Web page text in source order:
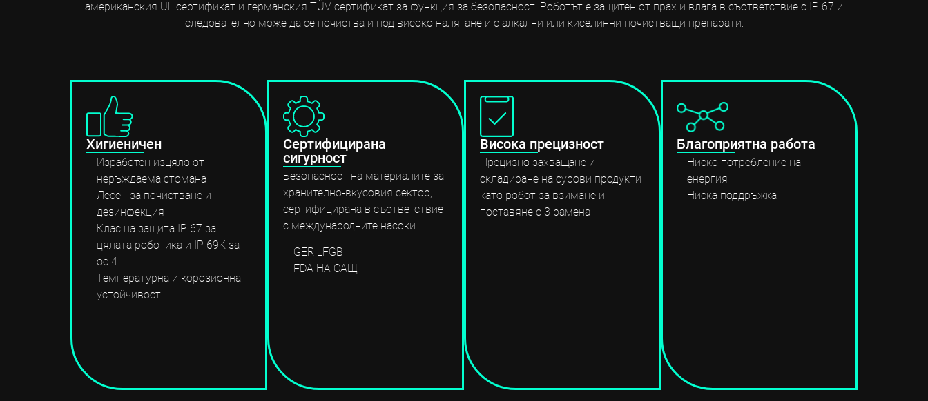
американския UL сертификат и германския TÜV сертификат за функция за безопасност. Роботът е защитен от прах и влага в съответствие с IP 67 и
следователно може да се почиства и под високо налягане и с алкални или киселинни почистващи препарати.
Хигиеничен
Изработен изцяло от
неръждаема стомана
Лесен за почистване и
дезинфекция
Клас на защита IP 67 за
цялата роботика и IP 69K за
ос 4
Температурна и корозионна
устойчивост
Сертифицирана
сигурност
Безопасност на материалите за
хранително-вкусовия сектор,
сертифицирана в съответствие
с международните насоки
GER LFGB
FDA НА САЩ
Висока прецизност
Прецизно захващане и
складиране на сурови продукти
като робот за взимане и
поставяне с 3 рамена
Благоприятна работа
Ниско потребление на
енергия
Ниска поддръжка